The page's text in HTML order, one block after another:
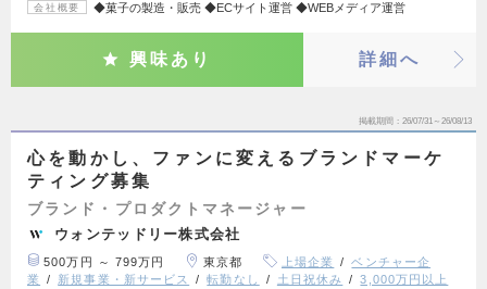
会社概要 ◆菓子の製造・販売 ◆ECサイト運営 ◆WEBメディア運営
興味あり 詳細へ
掲載期間 26/07/31～26/08/13
心を動かし、ファンに変えるブランドマーケ
ティング募集
ブランド・プロダクトマネージャー
ウォンテッドリー株式会社
500万円 ～ 799万円 東京都 上場企業
ベンチャー企
業
新規事業・新サービス 転勤なし 土日祝休み
3,000万円以上